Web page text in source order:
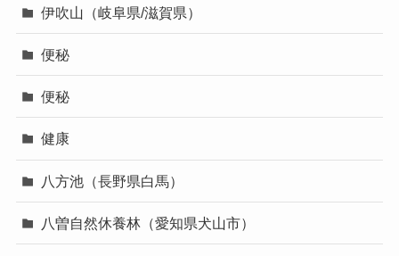
伊吹山（岐阜県/滋賀県）
便秘
便秘
健康
八方池（長野県白馬）
八曽自然休養林（愛知県犬山市）